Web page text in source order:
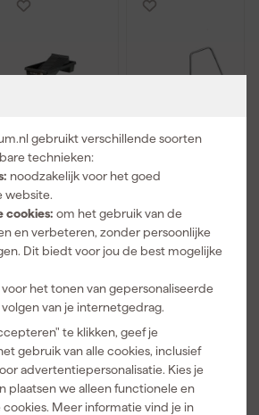
gebruikt verschillende soorten
technieken:
noodzakelijk voor het goed
website.
cookies: om het gebruik van de
en verbeteren, zonder persoonlijke
Dit biedt voor jou de best mogelijke
voor het tonen van gepersonaliseerde
van je internetgedrag.
te klikken, geef je
gebruik van alle cookies, inclusief
advertentiepersonalisatie. Kies je
plaatsen we alleen functionele en
Meer informatie vind je in
Go!Paint Roll
And Go
Verfbak -
0,5L + 5
Inzetbakken
Morgen
bezorgd
incl. BTW
Anza PRO
18cm
Morgen
bezorgd
Adviesprijs 3,42
2,
incl. BTW